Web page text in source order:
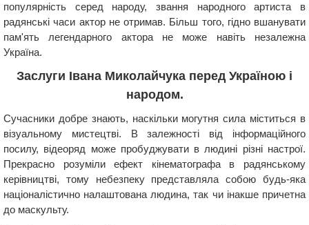
популярність серед народу, звання народного артиста в
радянські часи актор не отримав. Більш того, гідно вшанувати
пам'ять легендарного актора не може навіть незалежна
Україна.
Заслуги Івана Миколайчука перед Україною і
народом.
Сучасники добре знають, наскільки могутня сила міститься в
візуальному мистецтві. В залежності від інформаційного
посилу, відеоряд може пробуджувати в людині різні настрої.
Прекрасно розуміли ефект кінематографа в радянському
керівництві, тому небезпеку представляла собою будь-яка
націоналістично налаштована людина, так чи інакше причетна
до маскульту.